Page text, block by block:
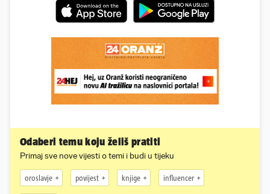
Odaberi temu koju želiš pratiti
Primaj sve nove vijesti o temi i budi u tijeku
oroslavje povijest knjige influencer